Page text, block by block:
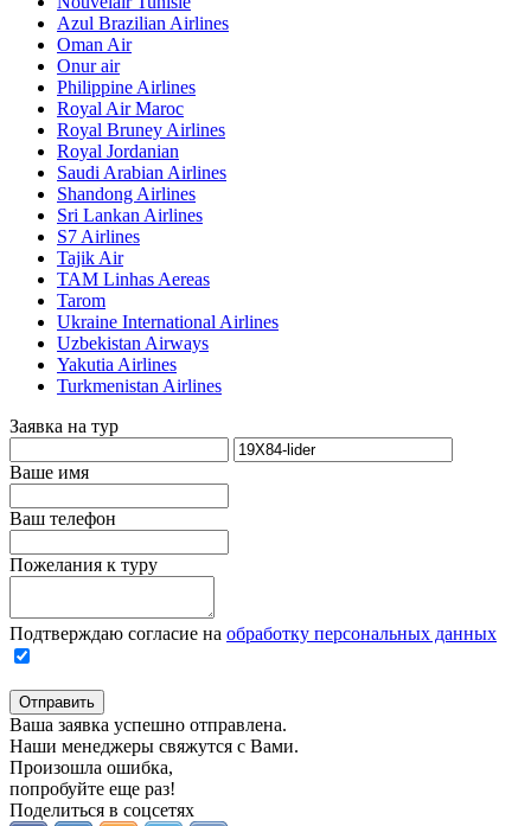
Azul Brazilian Airlines
Oman Air
Onur air
Philippine Airlines
Royal Air Maroc
Royal Bruney Airlines
Royal Jordanian
Saudi Arabian Airlines
Shandong Airlines
Sri Lankan Airlines
S7 Airlines
Tajik Air
TAM Linhas Aereas
Tarom
Ukraine International Airlines
Uzbekistan Airways
Yakutia Airlines
Turkmenistan Airlines
Заявка на тур
Ваше имя
Ваш телефон
Пожелания к туру
Подтверждаю согласие на обработку персональных данных
Отправить
Ваша заявка успешно отправлена.
Наши менеджеры свяжутся с Вами.
Произошла ошибка,
попробуйте еще раз!
Поделиться в соцсетях